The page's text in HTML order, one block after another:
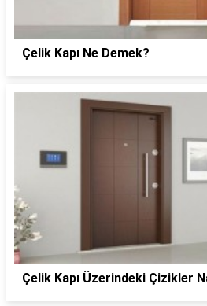
Çelik Kapı Ne Demek?
Çelik Kapı Üzerindeki Çizikler